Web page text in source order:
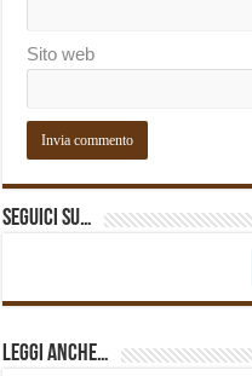
Sito web
Seguici su…
Leggi anche…